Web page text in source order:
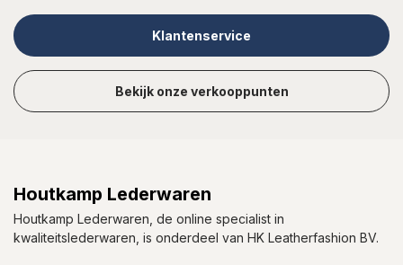
Klantenservice
Bekijk onze verkooppunten
Houtkamp Lederwaren
Houtkamp Lederwaren, de online specialist in
kwaliteitslederwaren, is onderdeel van HK Leatherfashion BV.